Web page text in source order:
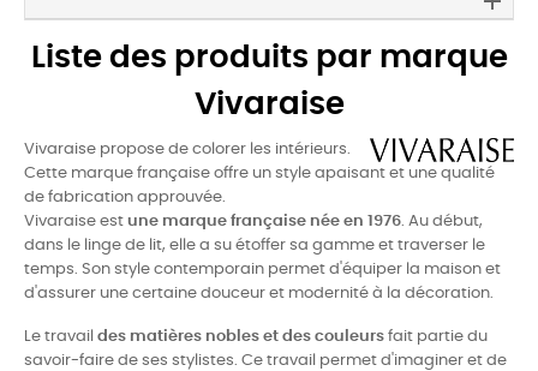
Liste des produits par marque
Vivaraise
Vivaraise propose de colorer les intérieurs.
Cette marque française offre un style apaisant et une qualité
de fabrication approuvée.
Vivaraise est une marque française née en 1976. Au début,
dans le linge de lit, elle a su étoffer sa gamme et traverser le
temps. Son style contemporain permet d'équiper la maison et
d'assurer une certaine douceur et modernité à la décoration.
Le travail des matières nobles et des couleurs fait partie du
savoir-faire de ses stylistes. Ce travail permet d'imaginer et de